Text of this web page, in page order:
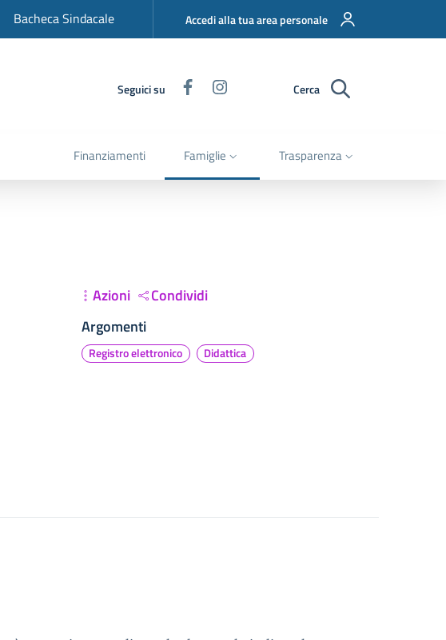
Bacheca Sindacale Accedi alla tua area personale
Seguici su Facebook Cerca
Finanziamenti Famiglie Trasparenza
Azioni
Condividi
Argomenti
Registro elettronico Didattica